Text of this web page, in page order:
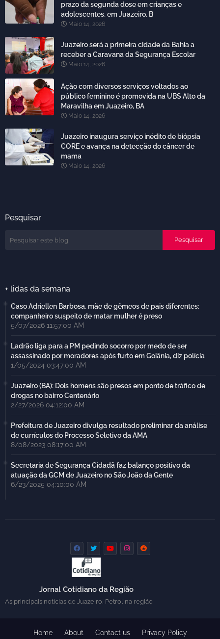
prazo da segunda dose em crianças e
adolescentes, em Juazeiro, B
Maio 14, 2026
Juazeiro será a primeira cidade da Bahia a
receber a Caravana da Segurança Escolar
Maio 14, 2026
Ação com diversos serviços voltados ao
público feminino é promovida na UBS Alto da
Maravilha em Juazeiro, BA
Maio 14, 2026
Juazeiro inaugura serviço inédito de biópsia
CORE e avança na detecção do câncer de
mama
Maio 14, 2026
Pesquisar
+ lidas da semana
Caso Adriellen Barbosa, mãe de gêmeos de pais diferentes:
companheiro suspeito de matar mulher é preso
5/07/2026 11:57:00 AM
Ladrão liga para a PM pedindo socorro por medo de ser
assassinado por moradores após furto em Goiânia, diz polícia
1/05/2024 03:47:00 AM
Juazeiro (BA): Dois homens são presos em ponto de tráfico de
drogas no bairro Centenário
2/27/2026 04:12:00 AM
Prefeitura de Juazeiro divulga resultado preliminar da análise
de currículos do Processo Seletivo da AMA
8/08/2023 08:17:00 AM
Secretaria de Segurança Cidadã faz balanço positivo da
atuação da GCM de Juazeiro no São João da Gente
6/23/2025 04:10:00 AM
Jornal Cotidiano da Região
As principais notícias de Juazeiro, Petrolina região
Home About Contact us Privacy Policy